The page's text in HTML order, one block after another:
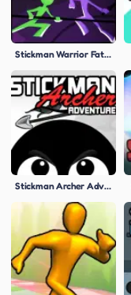
Stickman Warrior Fatality
Stickman Archer Adventure